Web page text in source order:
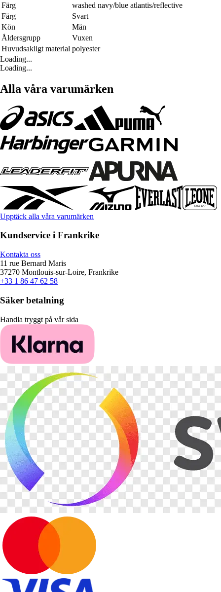
Färg
washed navy/blue atlantis/reflective
Färg
Svart
Kön
Män
Åldersgrupp
Vuxen
Huvudsakligt material polyester
Loading...
Loading...
Alla våra varumärken
Upptäck alla våra varumärken
Kundservice i Frankrike
Kontakta oss
11 rue Bernard Maris
37270 Montlouis-sur-Loire, Frankrike
+33 1 86 47 62 58
Säker betalning
Handla tryggt på vår sida